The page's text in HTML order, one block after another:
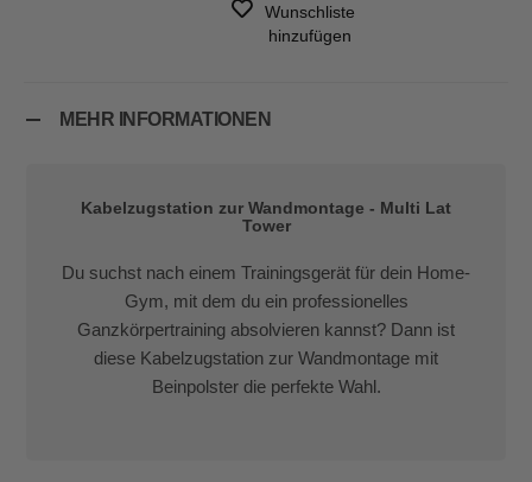
Wunschliste
hinzufügen
MEHR INFORMATIONEN
Kabelzugstation zur Wandmontage - Multi Lat
Tower
Du suchst nach einem Trainingsgerät für dein Home-
Gym, mit dem du ein professionelles
Ganzkörpertraining absolvieren kannst? Dann ist
diese Kabelzugstation zur Wandmontage mit
Beinpolster die perfekte Wahl.